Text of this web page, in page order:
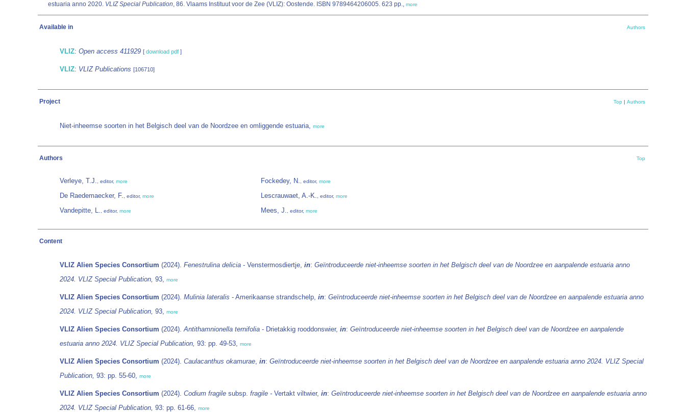
estuaria anno 2020. VLIZ Special Publication, 86. Vlaams Instituut voor de Zee (VLIZ): Oostende. ISBN 9789464206005. 623 pp., more
Available in Authors
VLIZ: Open access 411929 [ download pdf ]
VLIZ: VLIZ Publications [106710]
Project Top | Authors
Niet-inheemse soorten in het Belgisch deel van de Noordzee en omliggende estuaria, more
Authors Top
Verleye, T.J. , editor, more
De Raedemaecker, F. , editor, more
Vandepitte, L. , editor, more
Fockedey, N. , editor, more
Lescrauwaet, A.-K. , editor, more
Mees, J. , editor, more
Content
VLIZ Alien Species Consortium (2024). Fenestrulina delicia - Venstermosdiertje, in: Geïntroduceerde niet-inheemse soorten in het Belgisch deel van de Noordzee en aanpalende estuaria anno
2024. VLIZ Special Publication, 93, more
VLIZ Alien Species Consortium (2024). Mulinia lateralis - Amerikaanse strandschelp, in: Geïntroduceerde niet-inheemse soorten in het Belgisch deel van de Noordzee en aanpalende estuaria anno
2024. VLIZ Special Publication, 93, more
VLIZ Alien Species Consortium (2024).Antithamnionella ternifolia - Drietakkig rooddonswier, in: Geïntroduceerde niet-inheemse soorten in het Belgisch deel van de Noordzee en aanpalende
estuaria anno 2024. VLIZ Special Publication, 93: pp. 49-53, more
VLIZ Alien Species Consortium (2024). Caulacanthus okamurae, in: Geïntroduceerde niet-inheemse soorten in het Belgisch deel van de Noordzee en aanpalende estuaria anno 2024. VLIZ Special
Publication, 93: pp. 55-60, more
VLIZ Alien Species Consortium (2024). Codium fragile subsp. fragile - Vertakt viltwier, in: Geïntroduceerde niet-inheemse soorten in het Belgisch deel van de Noordzee en aanpalende estuaria anno
2024. VLIZ Special Publication, 93: pp. 61-66, more